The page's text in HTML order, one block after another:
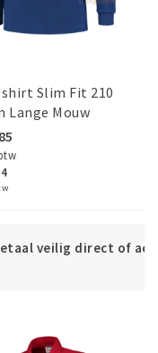
Slim Fit 210
Lange Mouw
met Klarna